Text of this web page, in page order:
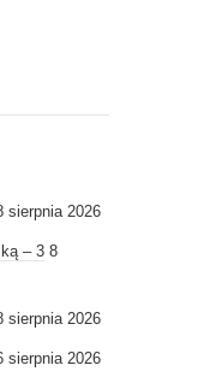
sierpnia 2026
– 3 8
sierpnia 2026
sierpnia 2026